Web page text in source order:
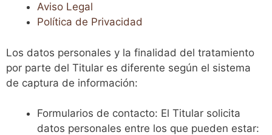
Aviso Legal
Política de Privacidad
Los datos personales y la finalidad del tratamiento
por parte del Titular es diferente según el sistema
de captura de información:
Formularios de contacto: El Titular solicita
datos personales entre los que pueden estar: